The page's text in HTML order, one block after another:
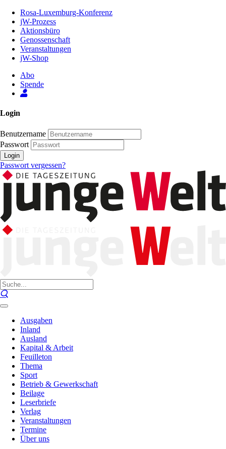
Inhalt
Seite
Rosa-Luxemburg-Konferenz
jW-Prozess
Aktionsbüro
Genossenschaft
Veranstaltungen
jW-Shop
Abo
Spende
Login
Benutzername
Passwort
Login
Passwort vergessen?
Ausgaben
Inland
Ausland
Kapital & Arbeit
Feuilleton
Thema
Sport
Betrieb & Gewerkschaft
Beilage
Leserbriefe
Verlag
Veranstaltungen
Termine
Über uns